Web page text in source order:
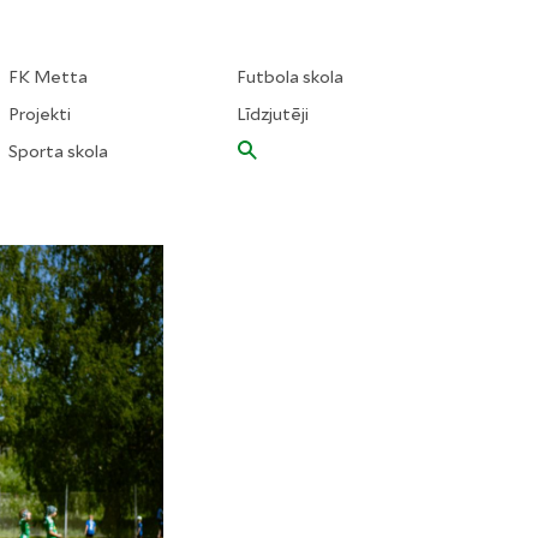
FK Metta
Projekti
Sporta skola
Futbola skola
Līdzjutēji